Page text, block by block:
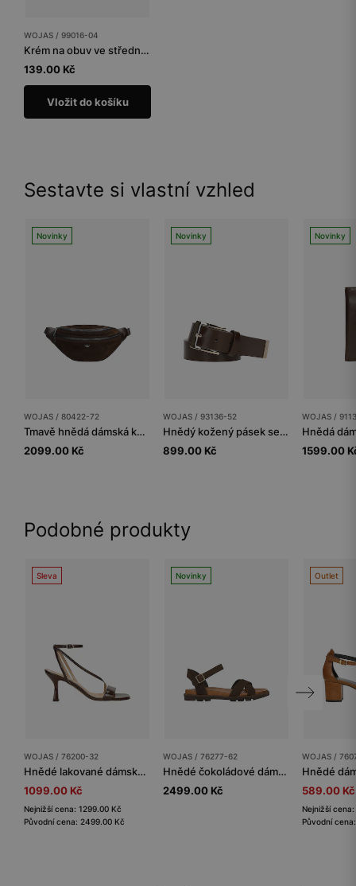
WOJAS / 99016-04
Krém na obuv ve středně hnědé barvě
139.00 Kč
Vložit do košíku
Sestavte si vlastní vzhled
Novinky
WOJAS / 80422-72
Tmavě hnědá dámská kožená ledvinka
2099.00 Kč
Novinky
WOJAS / 93136-52
Hnědý kožený pásek se zlatou přezkou
899.00 Kč
Novinky
WOJAS /
1599.00
Podobné produkty
Sleva
WOJAS / 76200-32
Hnědé lakované dámské sandály s tenkými pásky
1099.00 Kč
Nejnižší cena: 1299.00 Kč
Původní cena: 2499.00 Kč
Novinky
WOJAS / 76277-62
Hnědé čokoládové dámské sandály ze štípenky
2499.00 Kč
Outlet
WOJAS /
589.00 Kč
Nejnižší
Původní